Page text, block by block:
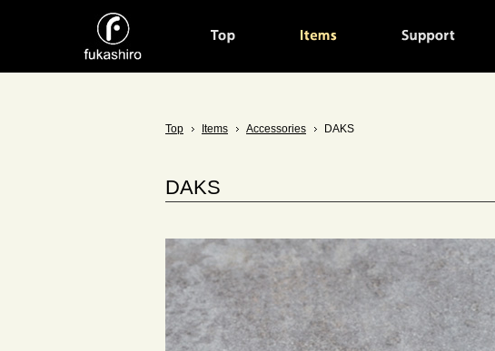
Top Items Accessories DAKS
DAKS